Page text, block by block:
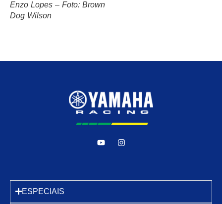
Enzo Lopes – Foto: Brown
Dog Wilson
ESPECIAIS